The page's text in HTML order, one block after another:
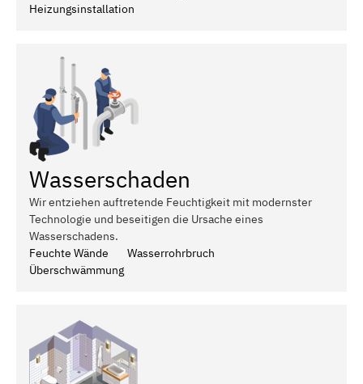
Heizungsinstallation
Wasserschaden
Wir entziehen auftretende Feuchtigkeit mit modernster
Technologie und beseitigen die Ursache eines
Wasserschadens.
Feuchte Wände
Wasserrohrbruch
Überschwämmung